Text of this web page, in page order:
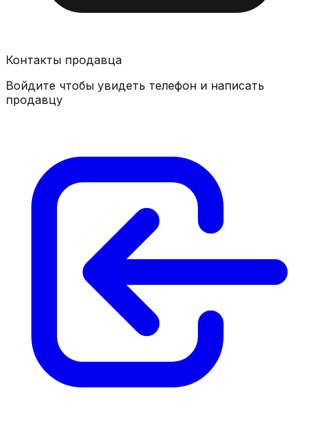
Контакты продавца
Войдите чтобы увидеть телефон и написать
продавцу